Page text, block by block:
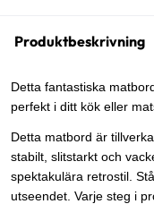
Produktbeskrivning
Detta fantastiska
perfekt i ditt kök eller
Detta matbord är
stabilt, slitstarkt och
spektakulära retrostil.
utseendet. Varje steg i